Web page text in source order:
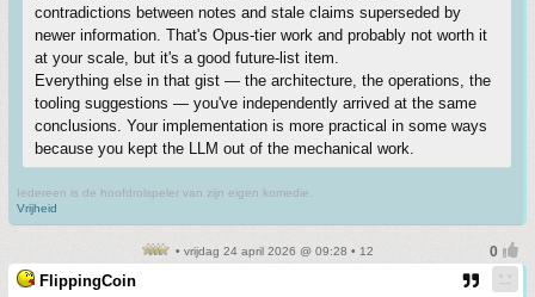
contradictions between notes and stale claims superseded by
newer information. That's Opus-tier work and probably not worth it
at your scale, but it's a good future-list item.
Everything else in that gist — the architecture, the operations, the
tooling suggestions — you've independently arrived at the same
conclusions. Your implementation is more practical in some ways
because you kept the LLM out of the mechanical work.
Iedereen is de hoofdrolspeler van zijn eigen komedie.
Vrijheid
• vrijdag 24 april 2026 @ 09:28 • 12
FlippingCoin